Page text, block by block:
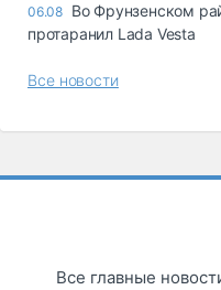
06.08 Во Фрунзенском
протаранил Lada Vesta
Все новости
Все главные